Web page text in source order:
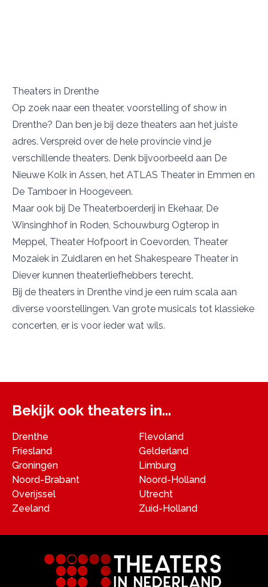
Theaters in Drenthe
Op zoek naar een theater, voorstelling of show in
Drenthe? Dan ben je bij deze theaters aan het juiste
adres. Verspreid over de hele provincie vind je
verschillende theaters. Denk bijvoorbeeld aan De
Nieuwe Kolk in Assen, het ATLAS Theater in Emmen en
De Tamboer in Hoogeveen.
Maar ook bij De Theaterboerderij in Ekehaar, De
Winsinghhof in Roden, Schouwburg Ogterop in
Meppel, Theater Hofpoort in Coevorden, Theater
Mozaiek in Zuidlaren en het Shakespeare Theater in
Diever kunnen theaterliefhebbers terecht.
Bij de theaters in Drenthe vind je een ruim scala aan
diverse voorstellingen. Van grote musicals tot klassieke
concerten, er is voor ieder wat wils.
Bekijk ook theaters in...
Drenthe
Flevoland
Friesland
Gelderland
Groningen
Limburg
Noord-Brabant
Noord-Holland
Overijssel
Utrecht
Zeeland
Zuid-Holland